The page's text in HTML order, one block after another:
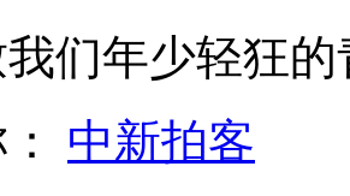
放狠话们年少轻狂的
中新拍客